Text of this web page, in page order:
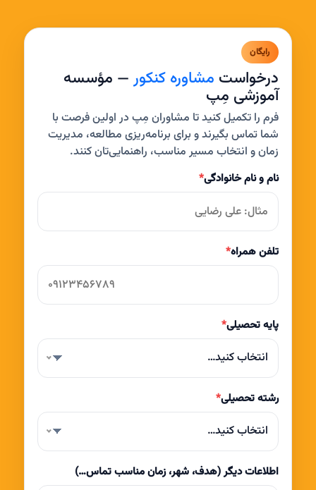
رایگان
درخواست مشاوره کنکور— مؤسسه
آموزشی مِپ
فرم را تکمیل کنید تا مشاوران مِپ در اولین فرصت با
شما تماس بگیرند و برای برنامه‌ریزی مطالعه، مدیریت
زمان و انتخاب مسیر مناسب، راهنمایی‌تان کنند.
نام و نام خانوادگی*
تلفن همراه*
پایه تحصیلی*
انتخاب کنید…
رشته تحصیلی*
انتخاب کنید…
اطلاعات دیگر (هدف، شهر، زمان مناسب تماس…)